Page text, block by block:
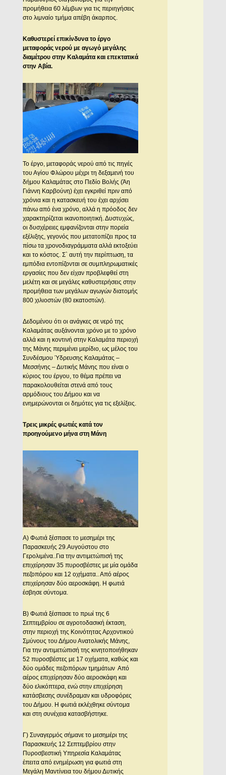
προμήθεια 60 λέμβων για τις περιηγήσεις
στο λιμναίο τμήμα απέβη άκαρπος.
Καθυστερεί επικίνδυνα το έργο
μεταφοράς νερού με αγωγό μεγάλης
διαμέτρου στην Καλαμάτα και επεκτατικά
στην Αβία.
Το έργο, μεταφοράς νερού από τις πηγές
του Αγίου Φλώρου μέχρι τη δεξαμενή του
δήμου Καλαμάτας στο Πεδίο Βολής (Άη
Γιάννη Καρβούνη) έχει εγκριθεί πριν από
χρόνια και η κατασκευή του έχει αρχίσει
πάνω από ένα χρόνο, αλλά η πρόοδος δεν
χαρακτηρίζεται ικανοποιητική. Δυστυχώς,
οι δυσχέρειες εμφανίζονται στην πορεία
εξέλιξης, γεγονός που μετατοπίζει προς τα
πίσω τα χρονοδιαγράμματα αλλά εκτοξεύει
και το κόστος. Σ` αυτή την περίπτωση, τα
εμπόδια εντοπίζονται σε συμπληρωματικές
εργασίες που δεν είχαν προβλεφθεί στη
μελέτη και σε μεγάλες καθυστερήσεις στην
προμήθεια των μεγάλων αγωγών διατομής
800 χιλιοστών (80 εκατοστών).
Δεδομένου ότι οι ανάγκες σε νερό της
Καλαμάτας αυξάνονται χρόνο με το χρόνο
αλλά και η κοντινή στην Καλαμάτα περιοχή
της Μάνης περιμένει μερίδιο, ως μέλος του
Συνδέσμου Ύδρευσης Καλαμάτας –
Μεσσήνης – Δυτικής Μάνης που είναι ο
κύριος του έργου, το θέμα πρέπει να
παρακολουθείται στενά από τους
αρμόδιους του Δήμου και να
ενημερώνονται οι δημότες για τις εξελίξεις.
Τρεις μικρές φωτιές κατά τον
προηγούμενο μήνα στη Μάνη
Α) Φωτιά ξέσπασε το μεσημέρι της
Παρασκευής 29.Αυγούστου στο
Γερολιμένα..Για την αντιμετώπισή της
επιχείρησαν 35 πυροσβέστες με μία ομάδα
πεζοπόρου και 12 οχήματα.. Από αέρος
επιχείρησαν δύο αεροσκάφη. Η φωτιά
έσβησε σύντομα.
Β) Φωτιά ξέσπασε το πρωί της 6
Σεπτεμβρίου σε αγροτοδασική έκταση,
στην περιοχή της Κοινότητας Αρχοντικού
Σμύνους του Δήμου Ανατολικής Μάνης,
Για την αντιμετώπισή της κινητοποιήθηκαν
52 πυροσβέστες με 17 οχήματα, καθώς και
δύο ομάδες πεζοπόρων τμημάτων Από
αέρος επιχείρησαν δύο αεροσκάφη και
δύο ελικόπτερα, ενώ στην επιχείρηση
κατάσβεσης συνέδραμαν και υδροφόρες
του Δήμου. Η φωτιά εκλέχθηκε σύντομα
και στη συνέχεια κατασβήστηκε.
Γ) Συναγερμός σήμανε το μεσημέρι της
Παρασκευής 12 Σεπτεμβρίου στην
Πυροσβεστική Υπηρεσία Καλαμάτας
έπειτα από ενημέρωση για φωτιά στη
Μεγάλη Μαντίνεια του δήμου Δυτικής